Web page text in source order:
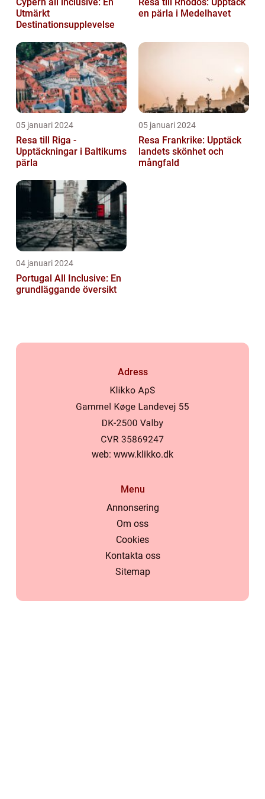
Utmärkt
Destinationsupplevelse
en pärla i Medelhavet
05 januari 2024
Resa till Riga -
Upptäckningar i Baltikums
pärla
05 januari 2024
Resa Frankrike: Upptäck
landets skönhet och
mångfald
04 januari 2024
Portugal All Inclusive: En
grundläggande översikt
Adress
web: www.klikko.dk
Menu
Annonsering
Om oss
Cookies
Kontakta oss
Sitemap